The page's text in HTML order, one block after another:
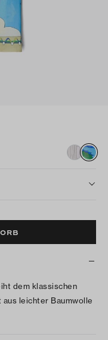
dem klassischen
leichter Baumwolle